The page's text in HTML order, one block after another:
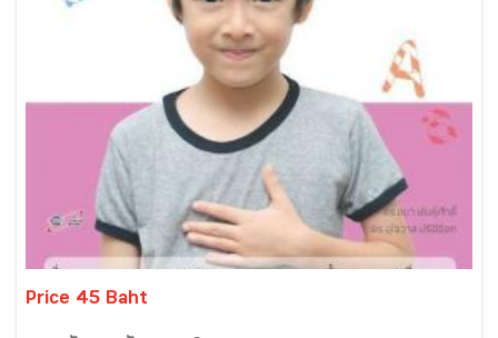
Price 45 Baht